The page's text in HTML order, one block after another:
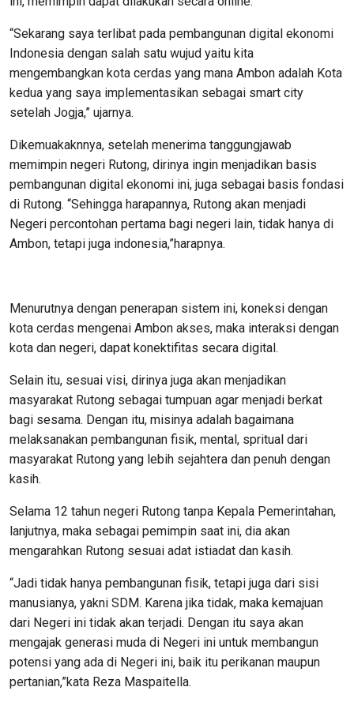
“Sekarang saya terlibat pada pembangunan digital ekonomi
Indonesia dengan salah satu wujud yaitu kita
mengembangkan kota cerdas yang mana Ambon adalah Kota
kedua yang saya implementasikan sebagai smart city
setelah Jogja,” ujarnya.
Dikemuakaknnya, setelah menerima tanggungjawab
memimpin negeri Rutong, dirinya ingin menjadikan basis
pembangunan digital ekonomi ini, juga sebagai basis fondasi
di Rutong. “Sehingga harapannya, Rutong akan menjadi
Negeri percontohan pertama bagi negeri lain, tidak hanya di
Ambon, tetapi juga indonesia,”harapnya.
Menurutnya dengan penerapan sistem ini, koneksi dengan
kota cerdas mengenai Ambon akses, maka interaksi dengan
kota dan negeri, dapat konektifitas secara digital.
Selain itu, sesuai visi, dirinya juga akan menjadikan
masyarakat Rutong sebagai tumpuan agar menjadi berkat
bagi sesama. Dengan itu, misinya adalah bagaimana
melaksanakan pembangunan fisik, mental, spritual dari
masyarakat Rutong yang lebih sejahtera dan penuh dengan
kasih.
Selama 12 tahun negeri Rutong tanpa Kepala Pemerintahan,
lanjutnya, maka sebagai pemimpin saat ini, dia akan
mengarahkan Rutong sesuai adat istiadat dan kasih.
“Jadi tidak hanya pembangunan fisik, tetapi juga dari sisi
manusianya, yakni SDM. Karena jika tidak, maka kemajuan
dari Negeri ini tidak akan terjadi. Dengan itu saya akan
mengajak generasi muda di Negeri ini untuk membangun
potensi yang ada di Negeri ini, baik itu perikanan maupun
pertanian,”kata Reza Maspaitella.